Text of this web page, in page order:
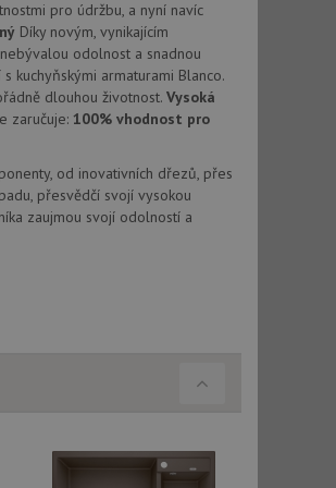
pro údržbu, a nyní navíc
Díky novým, vynikajícím
odolnost a snadnou
kuchyňskými armaturami Blanco.
dlouhou životnost. Vysoká
zaručuje: 100% vhodnost pro
od inovativních dřezů, přes
přesvědčí svojí vysokou
zaujmou svojí odolností a